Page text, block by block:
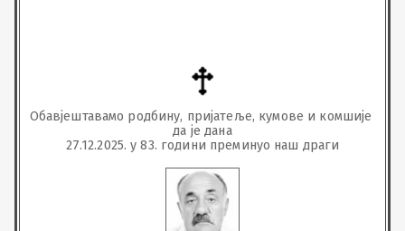
Обавјештавамо родбину, пријатеље, кумове и комшије
да је дана
27.12.2025. у 83. години преминуо наш драги